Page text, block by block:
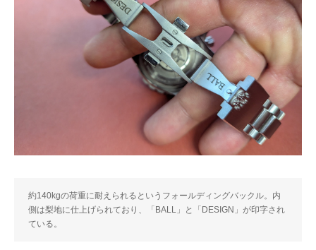
約140kgの荷重に耐えられるというフォールディングバックル。内
側は梨地に仕上げられており、「BALL」と「DESIGN」が印字され
ている。